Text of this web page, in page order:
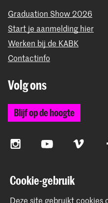
Graduation Show 2026
Start je aanmelding hier
Werken bij de KABK
Contactinfo
Volg ons
Blijf op de hoogte
InstagramYouTube Vimeo
De Koninklijke Academie
samen met het Koninklijk
Cookie-gebruik
Deze site gebruikt cookies